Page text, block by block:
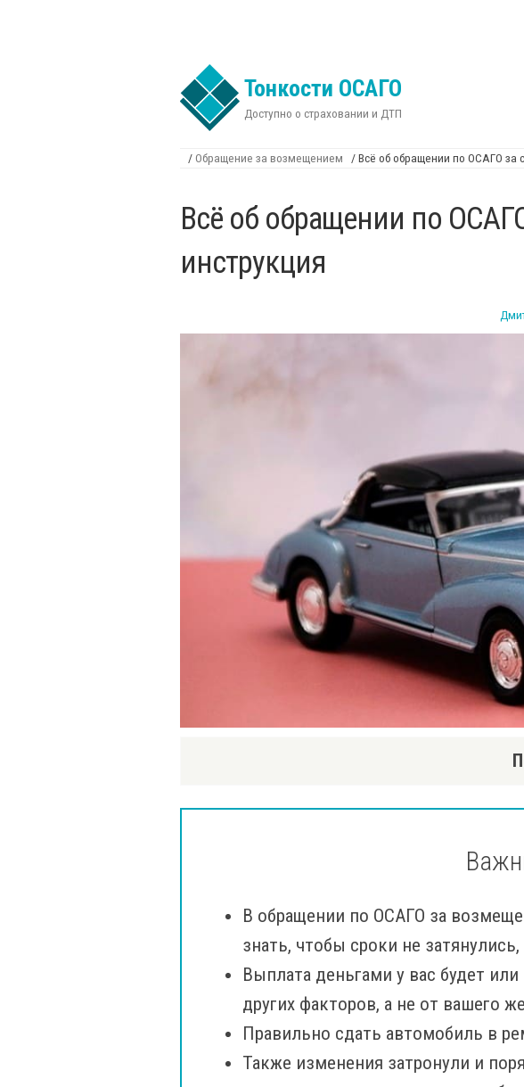
Тонкости ОСАГО
Доступно о страховании и ДТП
Вы здесь
/ Обращение за возмещением /Всё об обращении по ОСАГО за
Всё об обращении по
инструкция
В обращении по ОСАГО за
знать, чтобы сроки не
Выплата деньгами у вас будет
других факторов, а не от вашего
Правильно сдать автомобиль в
Также изменения затронули и